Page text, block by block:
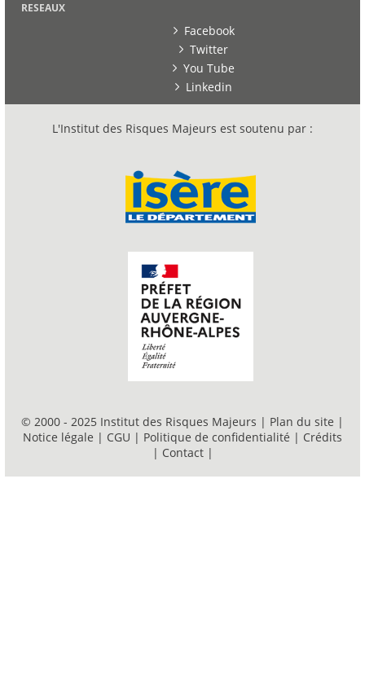
RESEAUX
Facebook
Twitter
You Tube
Linkedin
L'Institut des Risques Majeurs est soutenu par :
© 2000 - 2025 Institut des Risques Majeurs | Plan du site |
Notice légale | CGU | Politique de confidentialité | Crédits
| Contact |